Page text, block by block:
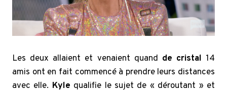
Les deux allaient et venaient quand de cristal 14
amis ont en fait commencé à prendre leurs distances
avec elle. Kyle qualifie le sujet de « déroutant » et